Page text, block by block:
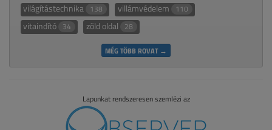
világítástechnika 138 villámvédelem 110
vitaindító 34 zöld oldal 28
MÉG TÖBB ROVAT →
Lapunkat rendszeresen szemlézi az